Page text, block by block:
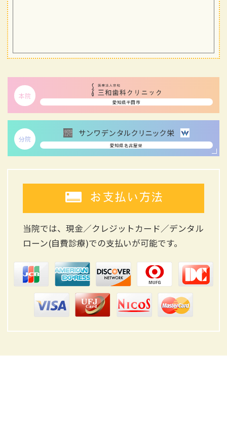
本院
愛知県半田市
分院
愛知県名古屋栄
お支払い方法
当院では、現金／クレジットカード／デンタル
ローン(自費診療)での支払いが可能です。